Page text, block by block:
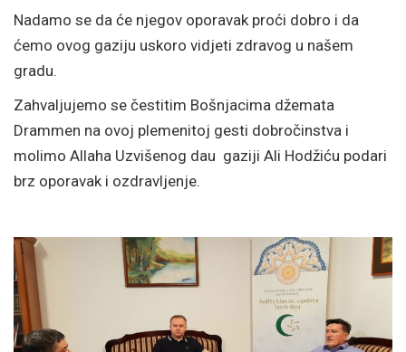
Nadamo se da će njegov oporavak proći dobro i da
ćemo ovog gaziju uskoro vidjeti zdravog u našem
gradu.
Zahvaljujemo se čestitim Bošnjacima džemata
Drammen na ovoj plemenitoj gesti dobročinstva i
molimo Allaha Uzvišenog dau gaziji Ali Hodžiću podari
brz oporavak i ozdravljenje.